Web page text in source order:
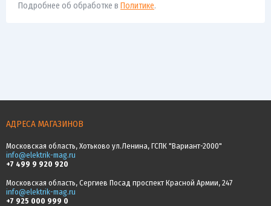
Подробнее об обработке в Политике.
АДРЕСА МАГАЗИНОВ
Московская область, Хотьково ул.Ленина, ГСПК "Вариант-2000"
info@elektrik-mag.ru
+7 499 9 920 920
Московская область, Сергиев Посад проспект Красной Армии, 247
info@elektrik-mag.ru
+7 925 000 999 0